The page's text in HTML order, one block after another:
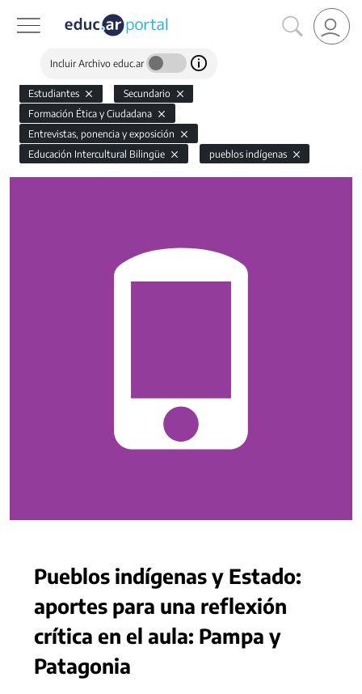
Incluir Archivo educ.ar
Estudiantes
Secundario
Formación Ética y Ciudadana
Entrevistas, ponencia y exposición
Educación Intercultural Bilingüe
pueblos indígenas
Pueblos indígenas y Estado:
aportes para una reflexión
crítica en el aula: Pampa y
Patagonia